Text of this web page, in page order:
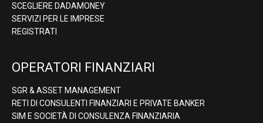
SCEGLIERE DADAMONEY
SERVIZI PER LE IMPRESE
REGISTRATI
OPERATORI FINANZIARI
SGR & ASSET MANAGEMENT
RETI DI CONSULENTI FINANZIARI E PRIVATE BANKER
SIM E SOCIETÀ DI CONSULENZA FINANZIARIA